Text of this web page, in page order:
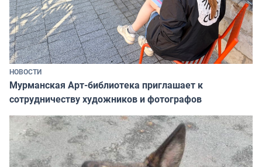
НОВОСТИ
Мурманская Арт-библиотека приглашает к
сотрудничеству художников и фотографов